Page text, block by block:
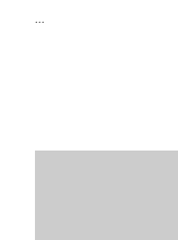
...